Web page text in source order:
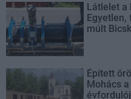
Látlelet a
Egyetlen,
múlt
Épített
Mohács